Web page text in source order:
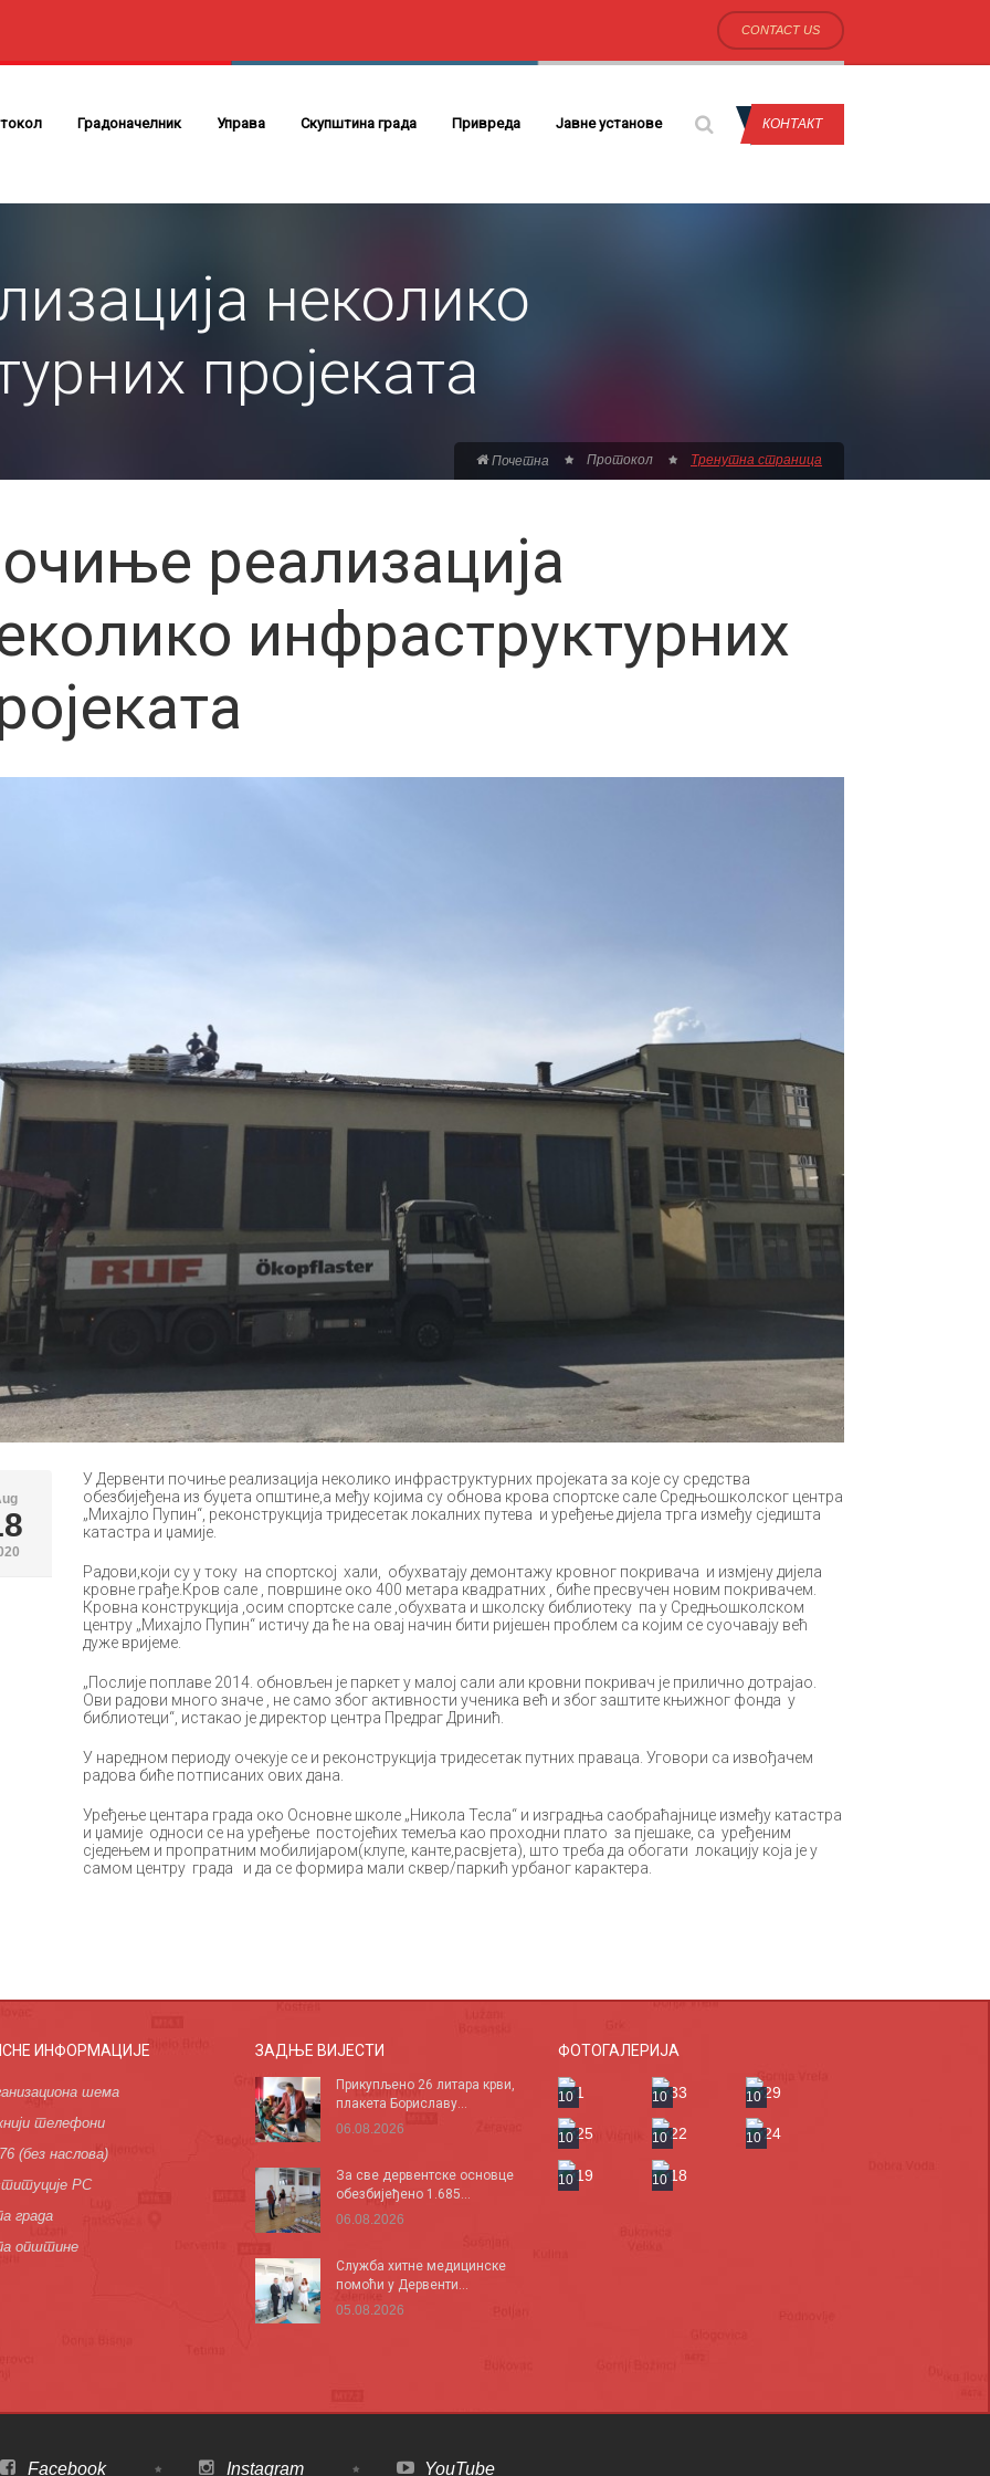
CONTACT US
Градоначелник Управа Скупштина града Привреда Јавне установе КОНТАКТ
неколико
пројеката
Почетна Протокол Тренутна страница
реализација
инфраструктурних
У Дервенти почиње реализација неколико инфраструктурних пројеката за које су средства
обезбијеђена из буџета општине,а међу којима су обнова крова спортске сале Средњошколског центра
„Михајло Пупин“, реконструкција тридесетак локалних путева и уређење дијела трга између сједишта
катастра и џамије.
Радови,који су у току на спортској хали, обухватају демонтажу кровног покривача и измјену дијела
кровне грађе.Кров сале , површине око 400 метара квадратних , биће пресвучен новим покривачем.
Кровна конструкција ,осим спортске сале ,обухвата и школску библиотеку па у Средњошколском
центру „Михајло Пупин“ истичу да ће на овај начин бити ријешен проблем са којим се суочавају већ
дуже вријеме.
„Послије поплаве 2014. обновљен је паркет у малој сали али кровни покривач је прилично дотрајао.
Ови радови много значе , не само због активности ученика већ и због заштите књижног фонда у
библиотеци“, истакао је директор центра Предраг Дринић.
У наредном периоду очекује се и реконструкција тридесетак путних праваца. Уговори са извођачем
радова биће потписаних ових дана.
Уређење центара града око Основне школе „Никола Тесла“ и изградња саобраћајнице између катастра
и џамије односи се на уређење постојећих темеља као проходни плато за пјешаке, са уређеним
сједењем и пропратним мобилијаром(клупе, канте,расвјета), што треба да обогати локацију која је у
самом центру града и да се формира мали сквер/паркић урбаног карактера.
ИНФОРМАЦИЈЕ
шема
телефони
(без наслова)
РС
града
општине
ЗАДЊЕ ВИЈЕСТИ
Прикупљено 26 литара крви,
плакета Бориславу...
06.08.2026
За све дервентске основце
обезбијеђено 1.685...
06.08.2026
Служба хитне медицинске
помоћи у Дервенти...
05.08.2026
ФОТОГАЛЕРИЈА
10 10 10
10 10 10
10 10
Facebook Instagram YouTube